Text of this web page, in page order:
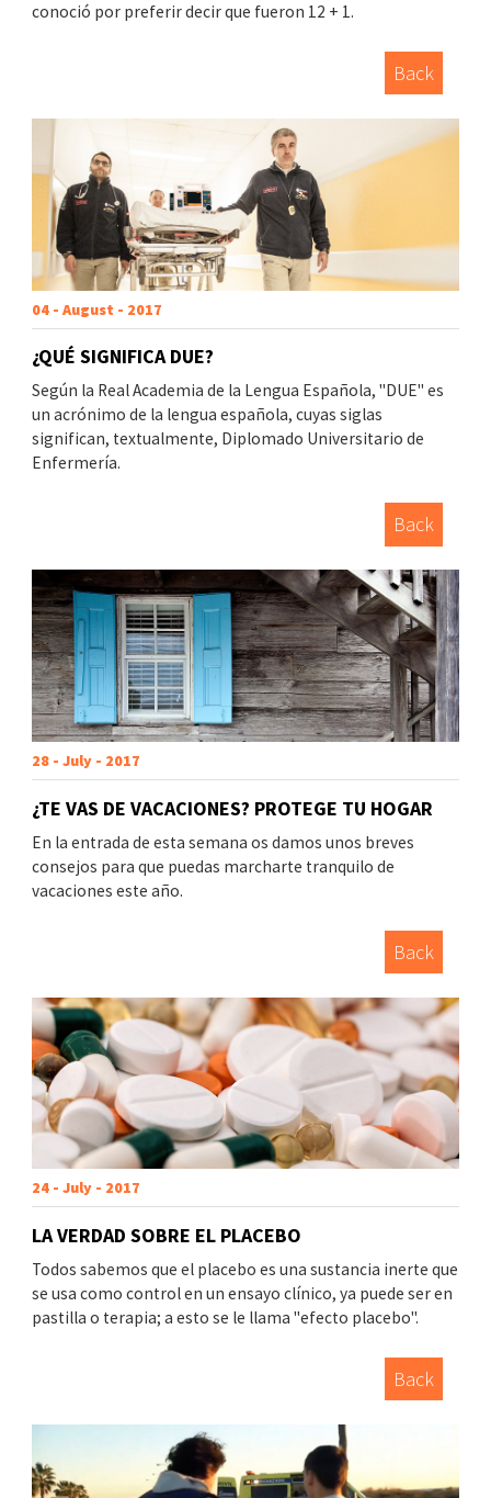
conoció por preferir decir que fueron 12 + 1.
Back
04 - August - 2017
¿QUÉ SIGNIFICA DUE?
Según la Real Academia de la Lengua Española, "DUE" es
un acrónimo de la lengua española, cuyas siglas
significan, textualmente, Diplomado Universitario de
Enfermería.
Back
28 - July - 2017
¿TE VAS DE VACACIONES? PROTEGE TU HOGAR
En la entrada de esta semana os damos unos breves
consejos para que puedas marcharte tranquilo de
vacaciones este año.
Back
24 - July - 2017
LA VERDAD SOBRE EL PLACEBO
Todos sabemos que el placebo es una sustancia inerte que
se usa como control en un ensayo clínico, ya puede ser en
pastilla o terapia; a esto se le llama "efecto placebo".
Back